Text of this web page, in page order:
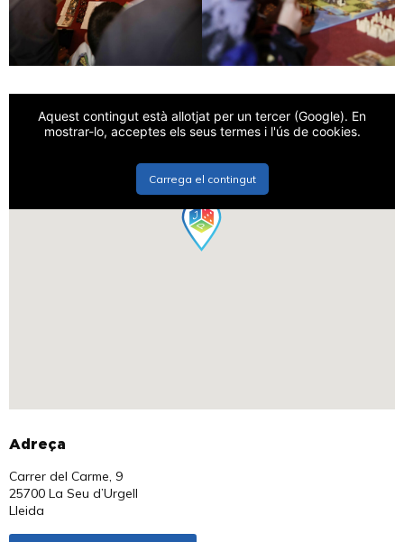
Aquest contingut està allotjat per un tercer (Google). En
mostrar-lo, acceptes els seus termes i l'ús de cookies.
Carrega el contingut
Adreça
Carrer del Carme, 9
25700 La Seu d’Urgell
Lleida